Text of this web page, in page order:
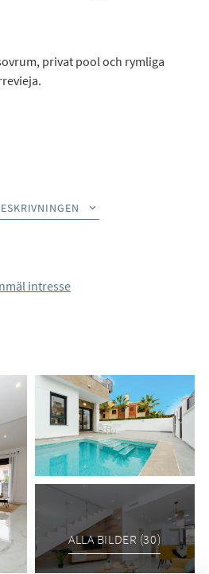
privat pool och rymliga
och byggda med hög standard och
med inbyggd garderob och
till en trevlig, solig terrass.
du den soliga takterrassen där du
solstolar och
nås via trappan från terrassen
A/C genom kanaler,
duschsväggar och
Takterrassen är valfri.
intresse
ALLA BILDER (30)